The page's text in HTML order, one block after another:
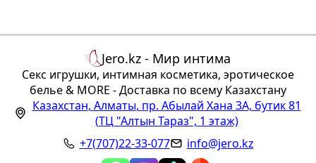
Jero.kz - Мир интима
Секс игрушки, интимная косметика, эротическое
белье & MORE - Доставка по всему Казахстану
Казахстан, Алматы, пр. Абылай Хана 3А, бутик 81
(ТЦ "Алтын Тараз", 1 этаж)
+7(707)22-33-077
info@jero.kz